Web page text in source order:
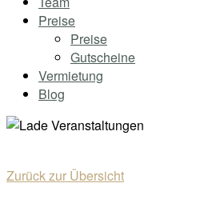
Preise
Preise
Gutscheine
Vermietung
Blog
Zurück zur Übersicht